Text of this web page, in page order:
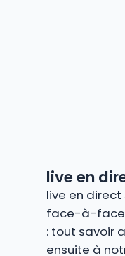
live en
live en direct
face-à-
: tout savoir
ensuite à